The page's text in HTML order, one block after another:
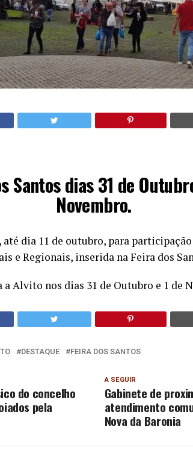
Santos dias 31 de
Novembro.
dia 11 de outubro, para
e Regionais, inserida na Feira dos
a Alvito nos dias 31 de Outubro e 1 de
DESTAQUE FEIRA DOS SANTOS
A SEGUIR
Gabinete de
atendimento
Nova da Baronia
do concelho
pela